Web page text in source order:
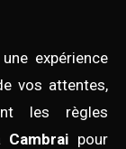
expérience
vos attentes,
les règles
Cambrai pour